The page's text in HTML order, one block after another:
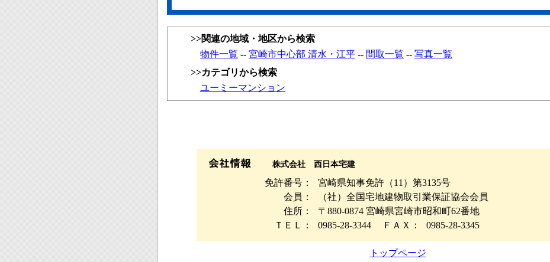
>>関連の地域・地区から検索
物件一覧 -- 宮崎市中心部 清水・江平 -- 間取一覧 -- 写真一覧
>>カテゴリから検索
ユーミーマンション
株式会社 西日本宅建
免許番号：
宮崎県知事免許（11）第3135号
会員：
（社）全国宅地建物取引業保証協会会員
住所：
〒880-0874 宮崎県宮崎市昭和町62番地
ＴＥＬ：
0985-28-3344 ＦＡＸ： 0985-28-3345
トップページ